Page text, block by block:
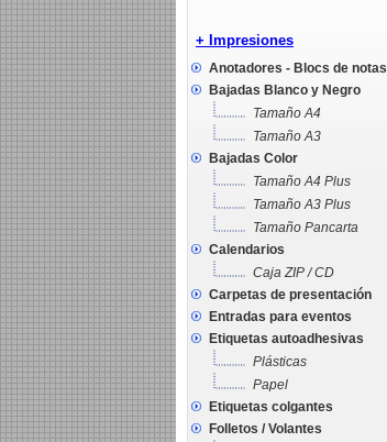
+ Impresiones
Anotadores - Blocs de notas
Bajadas Blanco y Negro
Tamaño A4
Tamaño A3
Bajadas Color
Tamaño A4 Plus
Tamaño A3 Plus
Tamaño Pancarta
Calendarios
Caja ZIP / CD
Carpetas de presentación
Entradas para eventos
Etiquetas autoadhesivas
Plásticas
Papel
Etiquetas colgantes
Folletos / Volantes